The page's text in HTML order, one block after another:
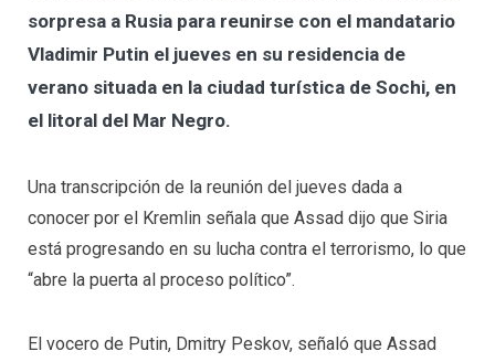
sorpresa a Rusia para reunirse con el mandatario
Vladimir Putin el jueves en su residencia de
verano situada en la ciudad turística de Sochi, en
el litoral del Mar Negro.
Una transcripción de la reunión del jueves dada a
conocer por el Kremlin señala que Assad dijo que Siria
está progresando en su lucha contra el terrorismo, lo que
“abre la puerta al proceso político”.
El vocero de Putin, Dmitry Peskov, señaló que Assad